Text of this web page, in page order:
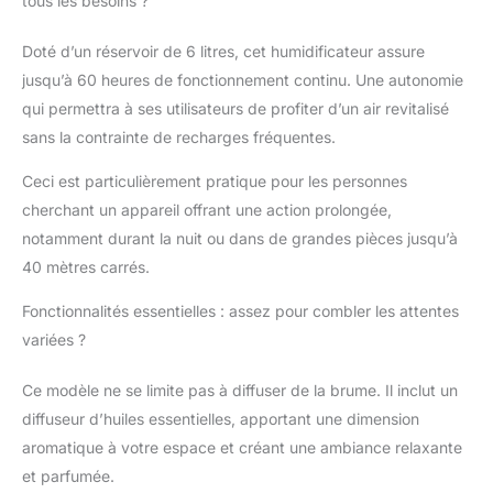
arômes préférés avec
l'air humidifié pour
remplir la pièce d'une
L'éclairage LED ambiant
7 couleurs crée une
atmosphère parfaite.
CONTRÔLE
AUTOMATIQUE DE
intelligents pour
intelligent qui maintient
prédéfini et surveille
l'humidité en temps
Doté d’un réservoir de 6 litres, cet humidificateur assure
jusqu’à 60 heures de fonctionnement continu. Une autonomie
qui permettra à ses utilisateurs de profiter d’un air revitalisé
sans la contrainte de recharges fréquentes.
Ceci est particulièrement pratique pour les personnes
cherchant un appareil offrant une action prolongée,
notamment durant la nuit ou dans de grandes pièces jusqu’à
40 mètres carrés.
Fonctionnalités essentielles : assez pour combler les attentes
variées ?
Ce modèle ne se limite pas à diffuser de la brume. Il inclut un
diffuseur d’huiles essentielles, apportant une dimension
aromatique à votre espace et créant une ambiance relaxante
et parfumée.